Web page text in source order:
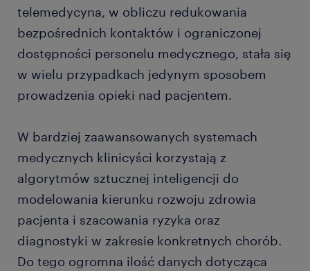
telemedycyna, w obliczu redukowania
bezpośrednich kontaktów i ograniczonej
dostępności personelu medycznego, stała się
w wielu przypadkach jedynym sposobem
prowadzenia opieki nad pacjentem.
W bardziej zaawansowanych systemach
medycznych klinicyści korzystają z
algorytmów sztucznej inteligencji do
modelowania kierunku rozwoju zdrowia
pacjenta i szacowania ryzyka oraz
diagnostyki w zakresie konkretnych chorób.
Do tego ogromna ilość danych dotycząca